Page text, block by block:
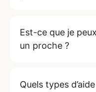
Est-ce que je
un proche ?
Quels types